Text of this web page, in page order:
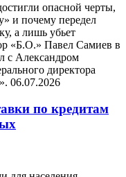
опасной черты,
и почему передел
а лишь убьет
«Б.О.» Павел Самиев в
с Александром
директора
06.07.2026
по кредитам